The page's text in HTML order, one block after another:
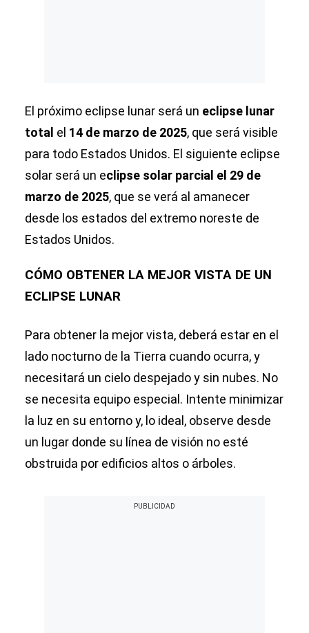
El próximo eclipse lunar será un eclipse lunar
total el 14 de marzo de 2025, que será visible
para todo Estados Unidos. El siguiente eclipse
solar será un eclipse solar parcial el 29 de
marzo de 2025, que se verá al amanecer
desde los estados del extremo noreste de
Estados Unidos.
CÓMO OBTENER LA MEJOR VISTA DE UN
ECLIPSE LUNAR
Para obtener la mejor vista, deberá estar en el
lado nocturno de la Tierra cuando ocurra, y
necesitará un cielo despejado y sin nubes. No
se necesita equipo especial. Intente minimizar
la luz en su entorno y, lo ideal, observe desde
un lugar donde su línea de visión no esté
obstruida por edificios altos o árboles.